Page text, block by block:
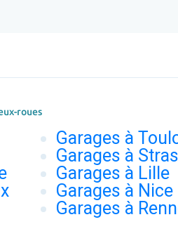
roues
Garages à
Garages à
Garages à Lille
Garages à Nice
Garages à